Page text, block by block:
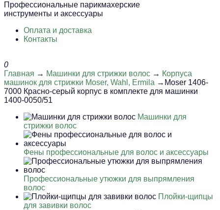
Профессиональные парикмахерские
инструменты и аксессуары
Оплата и доставка
Контакты
0
Главная → Машинки для стрижки волос → Корпуса
машинок для стрижки Moser, Wahl, Ermila →Moser 1406-
7000 Красно-серый корпус в комплекте для машинки
1400-0050/51
Машинки для
стрижки волос
Фены профессиональные для волос и аксессуары
Профессиональные утюжки для выпрямления
волос
Плойки-щипцы
для завивки волос